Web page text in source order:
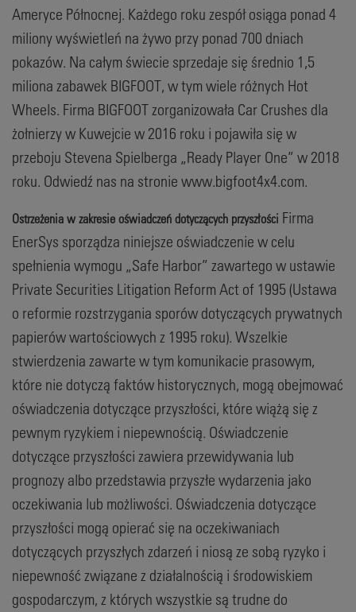
Ameryce Północnej. Każdego roku zespół osiąga ponad 4
miliony wyświetleń na żywo przy ponad 700 dniach
pokazów. Na całym świecie sprzedaje się średnio 1,5
miliona zabawek BIGFOOT, w tym wiele różnych Hot
Wheels. Firma BIGFOOT zorganizowała Car Crushes dla
żołnierzy w Kuwejcie w 2016 roku i pojawiła się w
przeboju Stevena Spielberga „Ready Player One” w 2018
roku. Odwiedź nas na stronie www.bigfoot4x4.com.
Ostrzeżenia w zakresie oświadczeń dotyczących przyszłości Firma
EnerSys sporządza niniejsze oświadczenie w celu
spełnienia wymogu „Safe Harbor” zawartego w ustawie
Private Securities Litigation Reform Act of 1995 (Ustawa
o reformie rozstrzygania sporów dotyczących prywatnych
papierów wartościowych z 1995 roku). Wszelkie
stwierdzenia zawarte w tym komunikacie prasowym,
które nie dotyczą faktów historycznych, mogą obejmować
oświadczenia dotyczące przyszłości, które wiążą się z
pewnym ryzykiem i niepewnością. Oświadczenie
dotyczące przyszłości zawiera przewidywania lub
prognozy albo przedstawia przyszłe wydarzenia jako
oczekiwania lub możliwości. Oświadczenia dotyczące
przyszłości mogą opierać się na oczekiwaniach
dotyczących przyszłych zdarzeń i niosą ze sobą ryzyko i
niepewność związane z działalnością i środowiskiem
gospodarczym, z których wszystkie są trudne do